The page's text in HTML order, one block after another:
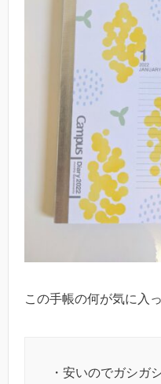
この手帳の何が気に入
・安いのでガシガ